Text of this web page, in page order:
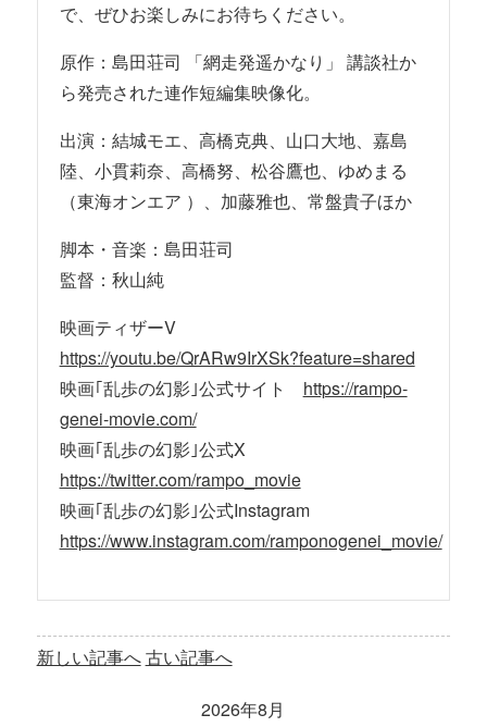
で、ぜひお楽しみにお待ちください。
原作：島田荘司 「網走発遥かなり」 講談社か
ら発売された連作短編集映像化。
出演：結城モエ、高橋克典、山口大地、嘉島
陸、小貫莉奈、高橋努、松谷鷹也、ゆめまる
（東海オンエア ）、加藤雅也、常盤貴子ほか
脚本・音楽：島田荘司
監督：秋山純
映画ティザーV
https://youtu.be/QrARw9IrXSk?feature=shared
映画｢乱歩の幻影｣公式サイト https://rampo-
genei-movie.com/
映画｢乱歩の幻影｣公式X
https://twitter.com/rampo_movie
映画｢乱歩の幻影｣公式Instagram
https://www.instagram.com/ramponogenei_movie/
新しい記事へ古い記事へ
2026年8月